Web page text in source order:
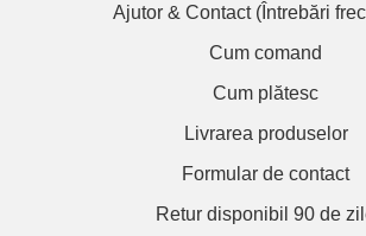
Ajutor & Contact (Întrebări
Cum comand
Cum plătesc
Livrarea produselor
Formular de contact
Retur disponibil 90 de